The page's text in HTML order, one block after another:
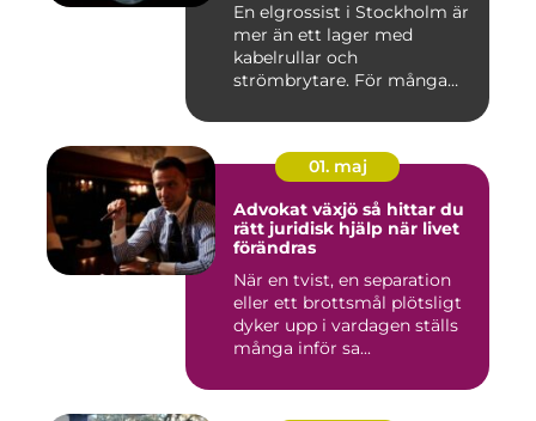
En elgrossist i Stockholm är
mer än ett lager med
kabelrullar och
strömbrytare. För många
01. maj
Advokat växjö så hittar du
rätt juridisk hjälp när livet
förändras
När en tvist, en separation
eller ett brottsmål plötsligt
dyker upp i vardagen ställs
många inför sa...